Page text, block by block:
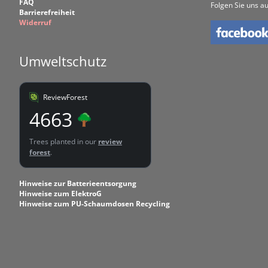
FAQ
Barrierefreiheit
Widerruf
Umweltschutz
ReviewForest
4663
Trees planted in our review
forest.
Hinweise zur Batterieentsorgung
Hinweise zum ElektroG
Hinweise zum PU-Schaumdosen Recycling
Folgen Sie uns